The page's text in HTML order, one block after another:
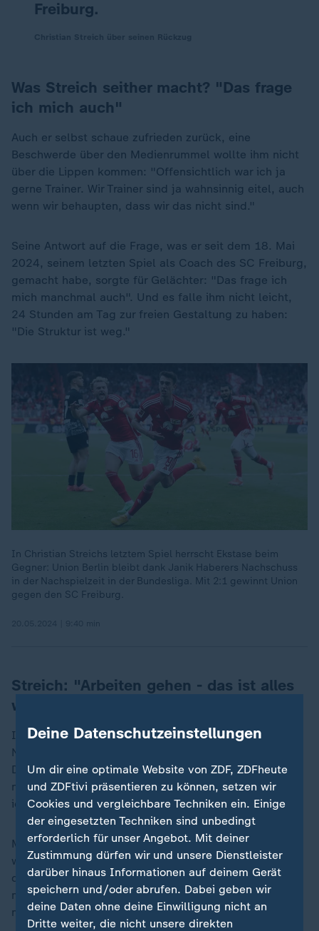
Freiburg.
Was Streich seither macht? "Das frage
ich mich auch"
Auch er selbst schaue zufrieden zurück, eine
Beschwerde über den Medienrummel wollte ihm nicht
über die Lippen kommen: "Offensichtlich war ich ja
gerne Trainer. Wir Trainer sind ja wahnsinnig eitel, auch
wenn wir behaupten, dass wir das nicht sind."
Seine Antwort auf die Frage, was er seit dem 18. Mai
2024, seinem letzten Spiel als Coach des SC Freiburg,
gemacht habe, sorgte für Gelächter: "Das frage ich
mich manchmal auch". Und es falle ihm nicht leicht,
24 Stunden am Tag zur freien Gestaltung zu haben:
"Die Struktur ist weg."
In Christian Streichs letztem Spiel herrscht Ekstase beim
Gegner: Union Berlin bleibt dank Janik Haberers Nachschuss
in der Nachspielzeit in der Bundesliga. Mit 2:1 gewinnt Union
gegen den SC Freiburg.
Streich: "Arbeiten gehen - das ist alles
weg"
In den vergangenen drei Jahrzehnten als Freiburger
Nachwuchs- und Chefcoach habe er "jeden Montag,
Dienstag, Mittwoch gewusst, was ich zu tun hatte,
nämlich arbeiten gehen - das ist alles weg. Jetzt bin
ich in interessanten Zuständen teilweise."
Man müsse "alles selber gestalten, selbst überlegen,
was du tust, du musst damit umgehen können, wenn
du Montagmorgen um zehn im Wald rumläufst. Wenn
man viele Möglichkeiten hat, heißt das nicht, dass
man die richtige auswählt, dazu braucht man Zeit."
Deine Datenschutzeinstellungen
Um dir eine optimale Website von ZDF, ZDFheute
und ZDFtivi präsentieren zu können, setzen wir
Cookies und vergleichbare Techniken ein. Einige
der eingesetzten Techniken sind unbedingt
erforderlich für unser Angebot. Mit deiner
Zustimmung dürfen wir und unsere Dienstleister
darüber hinaus Informationen auf deinem Gerät
speichern und/oder abrufen. Dabei geben wir
deine Daten ohne deine Einwilligung nicht an
Dritte weiter, die nicht unsere direkten